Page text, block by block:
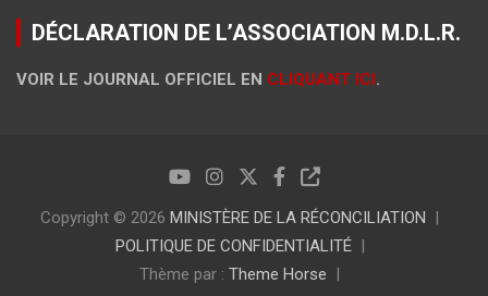
DÉCLARATION DE L’ASSOCIATION M.D.L.R.
VOIR LE JOURNAL OFFICIEL EN CLIQUANT ICI .
Copyright © 2026 MINISTÈRE DE LA RÉCONCILIATION
POLITIQUE DE CONFIDENTIALITÉ
Thème par : Theme Horse